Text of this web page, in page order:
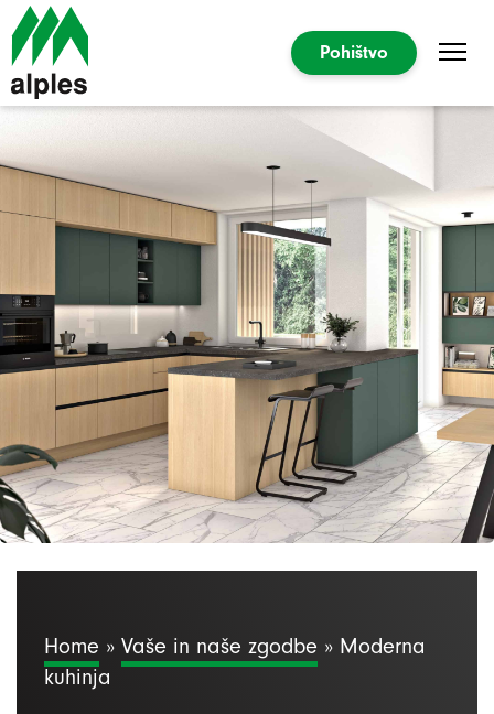
Pohištvo
Home » Vaše in naše zgodbe » Moderna
kuhinja